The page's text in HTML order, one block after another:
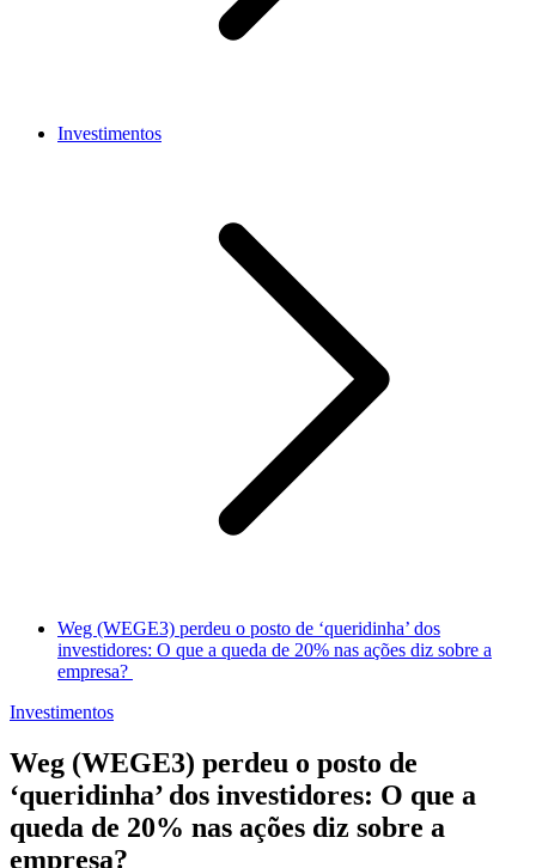
Investimentos
Weg (WEGE3) perdeu o posto de ‘queridinha’ dos
investidores: O que a queda de 20% nas ações diz sobre a
empresa?
Investimentos
Weg (WEGE3) perdeu o posto de
‘queridinha’ dos investidores: O que a
queda de 20% nas ações diz sobre a
empresa?